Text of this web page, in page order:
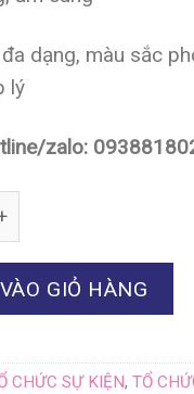
dạng, màu sắc
lý
zalo:
GIỎ HÀNG
CHỨC SỰ KIỆN, TỔ